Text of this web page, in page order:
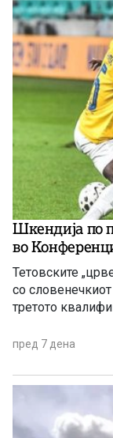
Шкендија по
во
Тетовските
со
третото
пред 7 дена